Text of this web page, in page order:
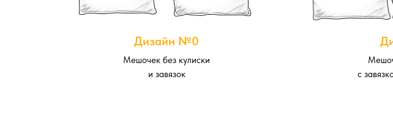
Дизайн №0
Мешочек без кулиски
и завязок
с